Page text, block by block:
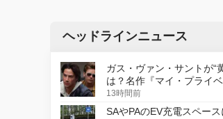
ヘッドラインニュース
ガス・ヴァン・サントが“
は？名作『マイ・プライ
デジタルリマスター版で復
13時間前
SAやPAのEV充電スペー